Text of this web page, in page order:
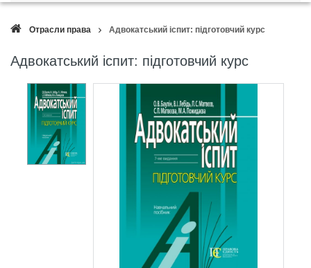
Отрасли права Адвокатський іспит: підготовчий курс
Адвокатський іспит: підготовчий курс